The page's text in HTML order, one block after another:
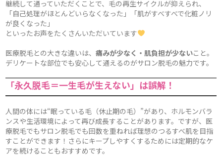
継続して通っていただくことで、毛の再生サイクルが抑えられ、
「自己処理がほとんどいらなくなった」「肌がすべすべで化粧ノリ
が良くなった」
といったお声をたくさんいただいています
医療脱毛との大きな違いは、痛みが少なく・肌負担が少ないこと。
デリケートな部位でも安心して通えるのがサロン脱毛の魅力です。
「永久脱毛＝一生毛が生えない」は誤解！
人間の体には“眠っている毛（休止期の毛）”があり、ホルモンバラ
ンスや生活環境によって再び成長することがあります。ですが、医
療脱毛でもサロン脱毛でも回数を重ねれば理想のつるすべ肌を目指
すことができます！さらにキープしやすくするためには定期的なケ
アを続けることもおすすめです。